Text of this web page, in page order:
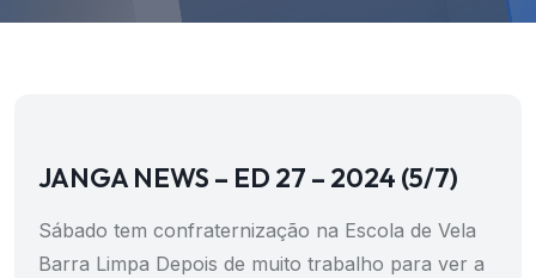
JANGA NEWS – ED 27 – 2024 (5/7)
Sábado tem confraternização na Escola de Vela
Barra Limpa Depois de muito trabalho para ver a